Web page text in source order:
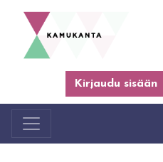
Kirjaudu sisään